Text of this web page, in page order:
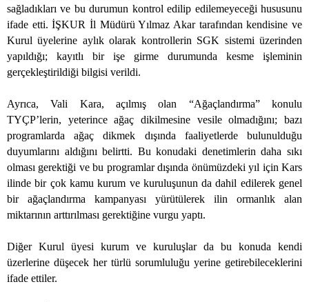
sağladıkları ve bu durumun kontrol edilip edilemeyeceği hususunu
ifade etti. İŞKUR İl Müdürü Yılmaz Akar tarafından kendisine ve
Kurul üyelerine aylık olarak kontrollerin SGK sistemi üzerinden
yapıldığı; kayıtlı bir işe girme durumunda kesme işleminin
gerçekleştirildiği bilgisi verildi.
Ayrıca, Vali Kara, açılmış olan “Ağaçlandırma” konulu
TYÇP’lerin, yeterince ağaç dikilmesine vesile olmadığını; bazı
programlarda ağaç dikmek dışında faaliyetlerde bulunulduğu
duyumlarını aldığını belirtti. Bu konudaki denetimlerin daha sıkı
olması gerektiği ve bu programlar dışında önümüzdeki yıl için Kars
ilinde bir çok kamu kurum ve kuruluşunun da dahil edilerek genel
bir ağaçlandırma kampanyası yürütülerek ilin ormanlık alan
miktarının arttırılması gerektiğine vurgu yaptı.
Diğer Kurul üyesi kurum ve kuruluşlar da bu konuda kendi
üzerlerine düşecek her türlü sorumluluğu yerine getirebileceklerini
ifade ettiler.